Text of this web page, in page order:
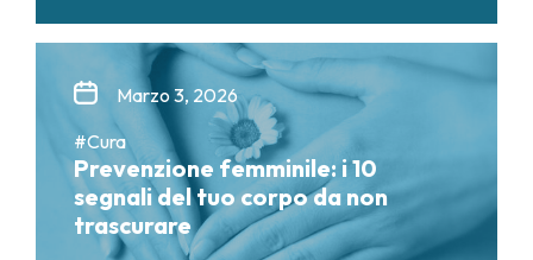
Marzo 3, 2026
#Cura
Prevenzione femminile: i 10
segnali del tuo corpo da non
trascurare